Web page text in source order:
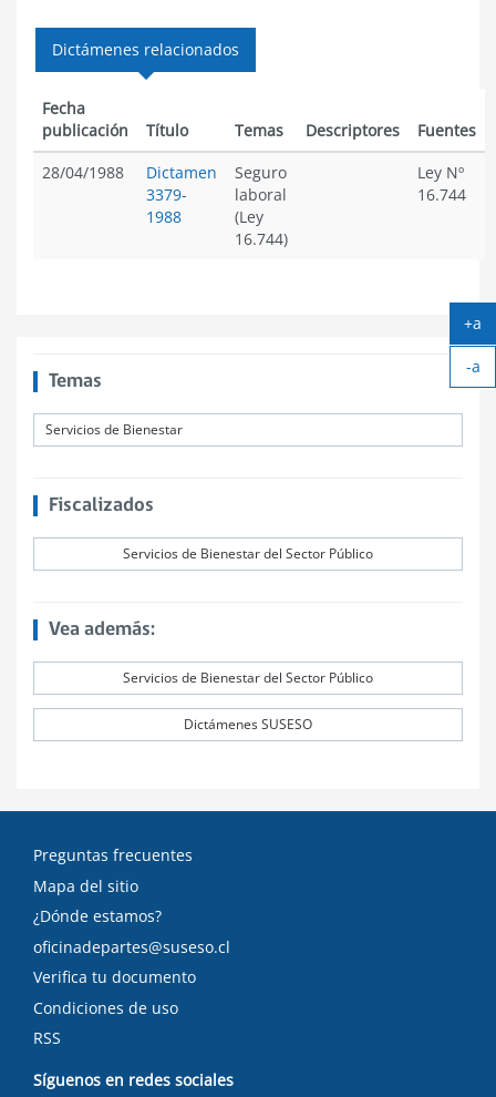
Dictámenes relacionados
Fecha
publicación
Título Temas Descriptores
Fuentes
28/04/1988
Dictamen
3379-
1988
Seguro
laboral
(Ley
16.744)
Ley Nº
16.744
Temas
Servicios de Bienestar
Fiscalizados
Servicios de Bienestar del Sector Público
Vea además:
Servicios de Bienestar del Sector Público
Dictámenes SUSESO
Preguntas frecuentes
Mapa del sitio
¿Dónde estamos?
oficinadepartes@suseso.cl
Verifica tu documento
Condiciones de uso
RSS
Síguenos en redes sociales
+a
-a